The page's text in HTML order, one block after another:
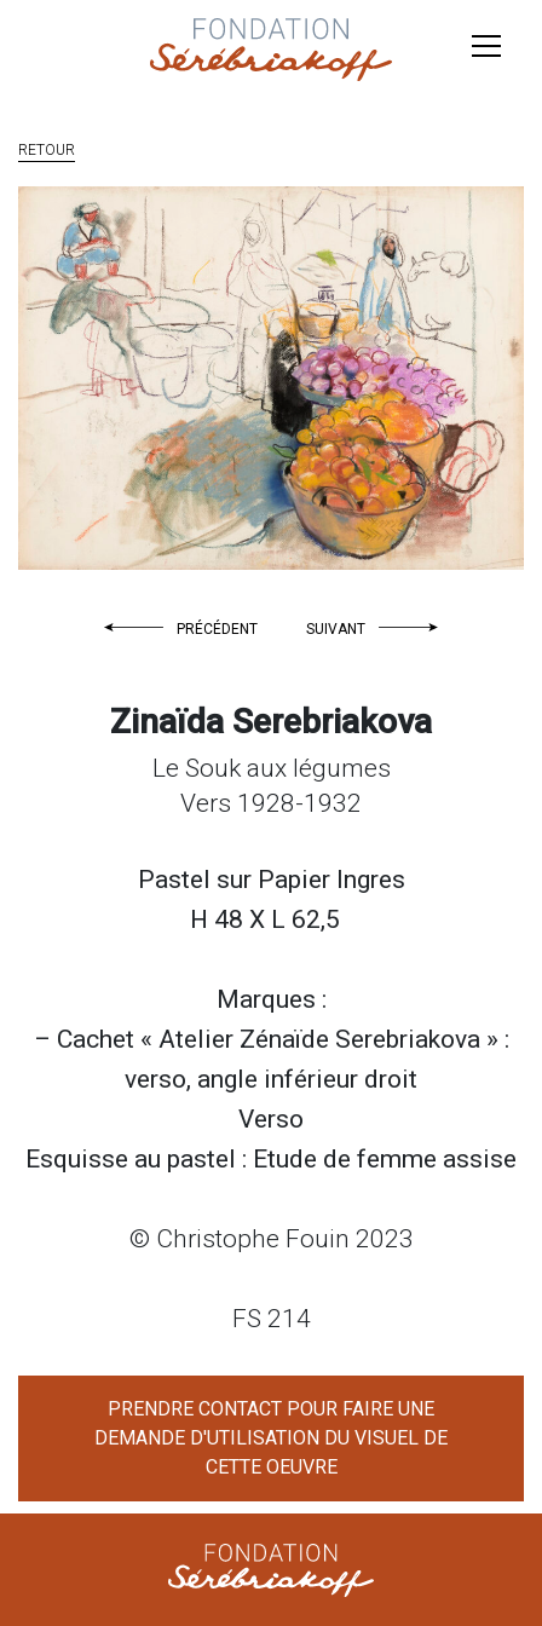
RETOUR
PRÉCÉDENT SUIVANT
Zinaïda Serebriakova
Le Souk aux légumes
Vers 1928-1932
Pastel surPapier Ingres
H 48 X L 62,5
Marques :
– Cachet « Atelier Zénaïde Serebriakova » :
verso, angle inférieur droit
Verso
Esquisse au pastel : Etude de femme assise
© Christophe Fouin 2023
FS 214
PRENDRE CONTACT POUR FAIRE UNE
DEMANDE D'UTILISATION DU VISUEL DE
CETTE OEUVRE